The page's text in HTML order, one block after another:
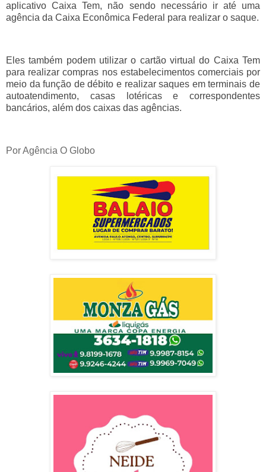
aplicativo Caixa Tem, não sendo necessário ir até uma
agência da Caixa Econômica Federal para realizar o saque.
Eles também podem utilizar o cartão virtual do Caixa Tem
para realizar compras nos estabelecimentos comerciais por
meio da função de débito e realizar saques em terminais de
autoatendimento, casas lotéricas e correspondentes
bancários, além dos caixas das agências.
Por Agência O Globo